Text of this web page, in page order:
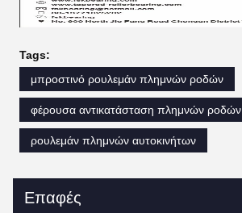
Tags:
μπροστινό ρουλεμάν πλημνών ροδών
φέρουσα αντικατάσταση πλημνών ροδών
ρουλεμάν πλημνών αυτοκινήτων
Επαφές